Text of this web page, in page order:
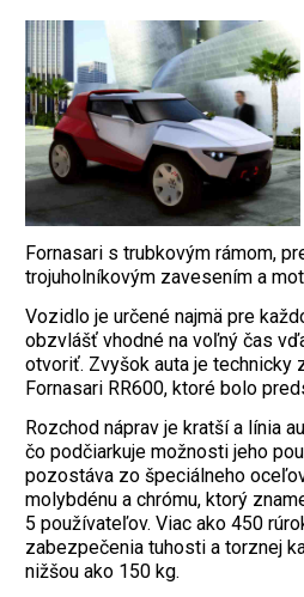
Fornasari s trubkovým rámom,
trojuholníkovým zavesením a
Vozidlo je určené najmä pre
obzvlášť vhodné na voľný čas
otvoriť. Zvyšok auta je technicky
Fornasari RR600, ktoré bolo
Rozchod náprav je kratší a línia
čo podčiarkuje možnosti jeho
pozostáva zo špeciálneho
molybdénu a chrómu, ktorý
5 používateľov. Viac ako 450
zabezpečenia tuhosti a torznej
nižšou ako 150 kg.